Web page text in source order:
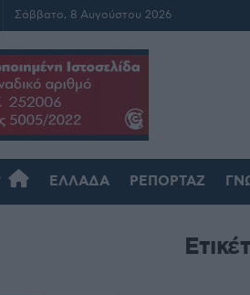
Σάββατο, 8 Αυγούστου 2026
ΕΛΛΆΔΑ ΡΕΠΟΡΤΆΖ